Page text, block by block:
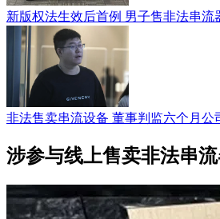
新版权法生效后首例 男子售非法串流
非法售卖串流设备 董事判监六个月公
涉参与线上售卖非法串